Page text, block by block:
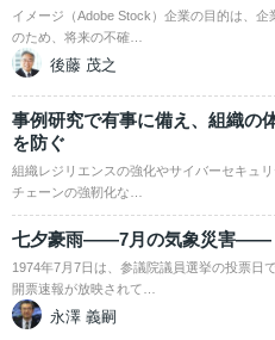
イメージ（Adobe Stock）企業の目的は、企
のため、将来の不確…
後藤 茂之
事例研究で有事に備え、組織の
を防ぐ
組織レジリエンスの強化やサイバーセキュ
チェーンの強靭化な…
七夕豪雨――7月の気象災害――
1974年7月7日は、参議院議員選挙の投票日
開票速報が放映されて…
永澤 義嗣